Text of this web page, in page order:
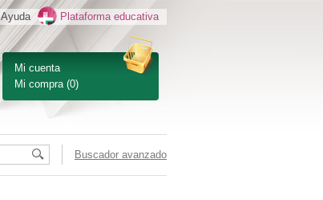
Mi cuenta
Mi compra (0)
Ayuda Plataforma educativa
Buscador avanzado